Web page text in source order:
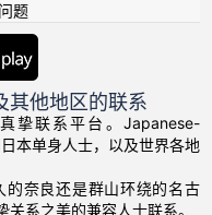
题
其他地区的联系
挚联系平台。Japanese-
本单身人士，以及世界各地
奈良还是群山环绕的名古
系之美的兼容人士联系。